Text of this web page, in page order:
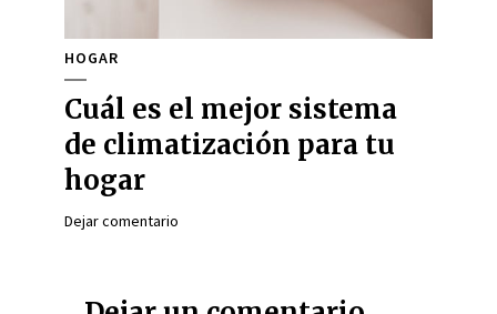
HOGAR
Cuál es el mejor sistema
de climatización para tu
hogar
Dejar comentario